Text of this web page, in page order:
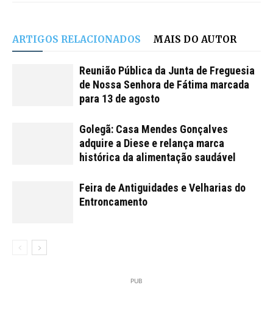
ARTIGOS RELACIONADOS MAIS DO AUTOR
Reunião Pública da Junta de Freguesia
de Nossa Senhora de Fátima marcada
para 13 de agosto
Golegã: Casa Mendes Gonçalves
adquire a Diese e relança marca
histórica da alimentação saudável
Feira de Antiguidades e Velharias do
Entroncamento
PUB